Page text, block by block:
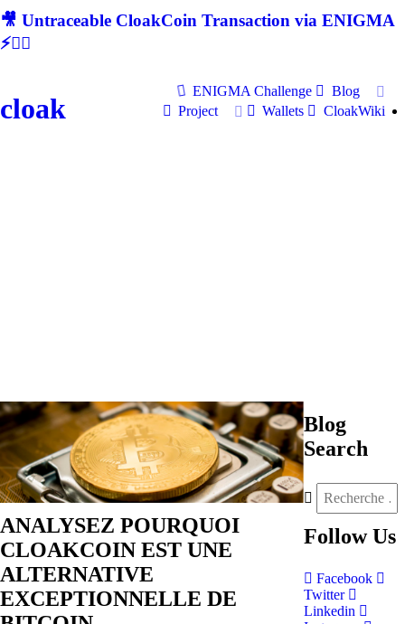
🎥 Untraceable CloakCoin Transaction via ENIGMA
⚡🕵‍♂
cloak
ENIGMA Challenge
Blog
Project
Wallets CloakWiki
ANALYSEZ POURQUOI
CLOAKCOIN EST UNE
ALTERNATIVE
EXCEPTIONNELLE DE
Blog
Search
Follow Us
Facebook
Twitter
Linkedin